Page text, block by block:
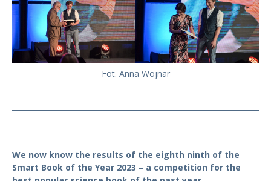
Fot. Anna Wojnar
We now know the results of the eighth ninth of the
Smart Book of the Year 2023 – a competition for the